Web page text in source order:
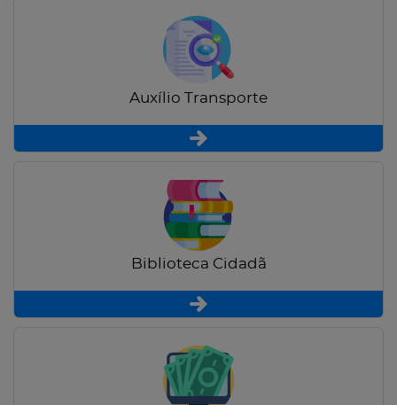
Auxílio Transporte
Biblioteca Cidadã